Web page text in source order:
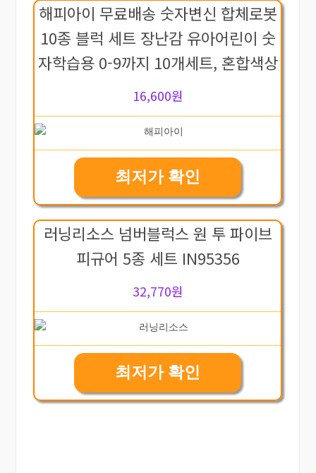
해피아이 무료배송 숫자변신 합체로봇
10종 블럭 세트 장난감 유아어린이 숫
자학습용 0-9까지 10개세트, 혼합색상
16,600원
최저가 확인
러닝리소스 넘버블럭스 원 투 파이브
피규어 5종 세트 IN95356
32,770원
최저가 확인